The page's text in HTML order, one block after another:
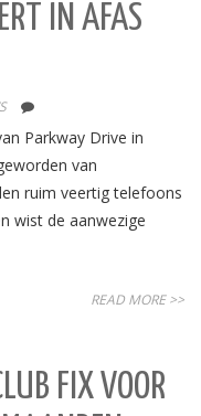
IN AFAS
Parkway Drive in
van
ruim veertig telefoons
wist de aanwezige
READ MORE >>
FIX VOOR